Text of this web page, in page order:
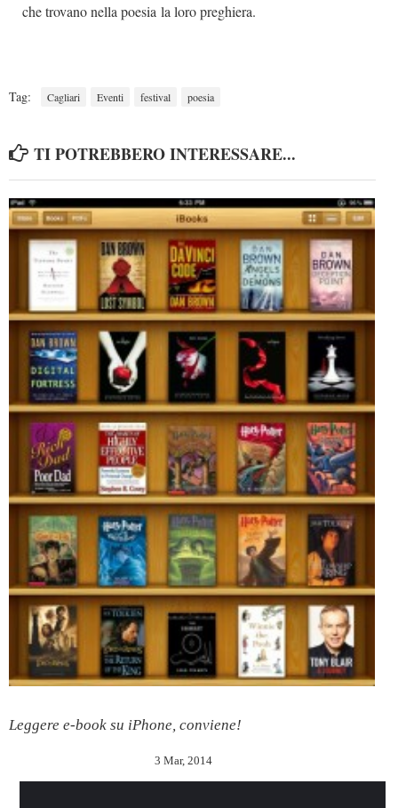
che trovano nella poesia la loro preghiera.
Tag: Cagliari Eventi festival poesia
TI POTREBBERO INTERESSARE...
Leggere e-book su iPhone, conviene!
3 Mar, 2014